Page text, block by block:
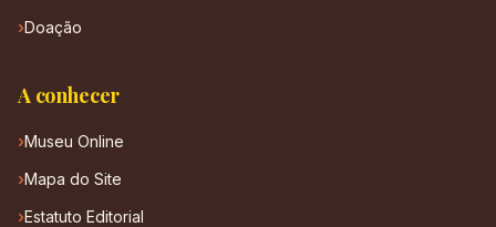
Doação
A conhecer
Museu Online
Mapa do Site
Estatuto Editorial